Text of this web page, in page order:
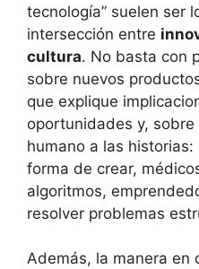
tecnología” suelen ser
intersección entre
cultura. No basta con
sobre nuevos
que explique
oportunidades y,
humano a las
forma de crear,
algoritmos,
resolver problemas
Además, la manera en